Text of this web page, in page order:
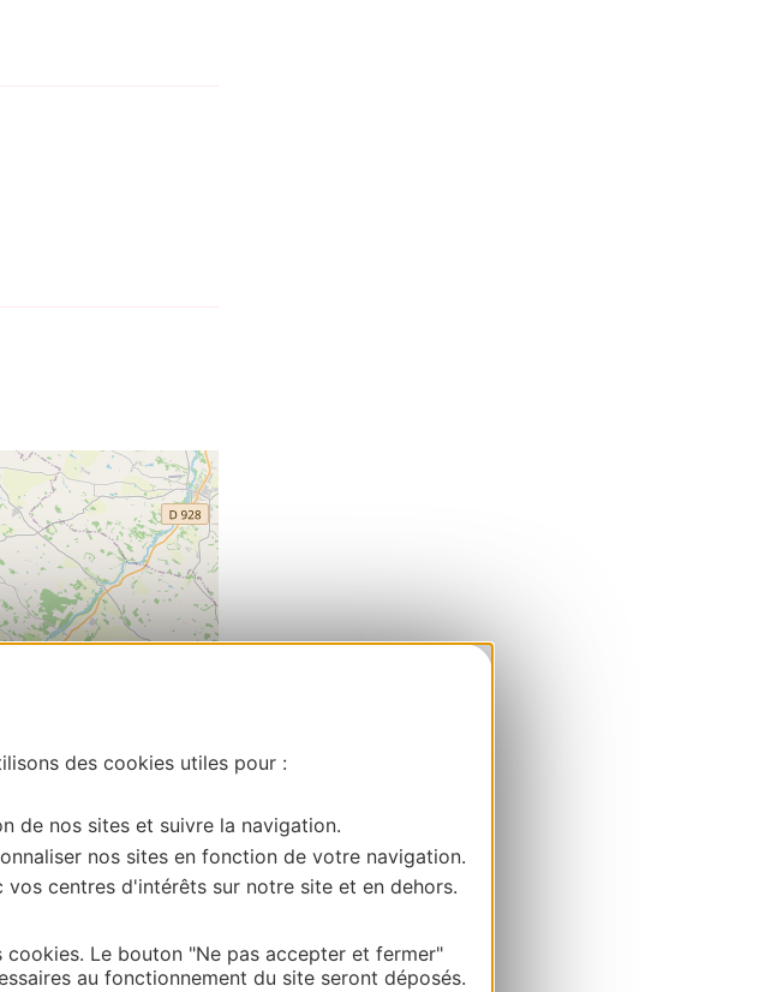
des cookies utiles pour :
de nos sites et suivre la navigation.
nos sites en fonction de votre navigation.
centres d'intérêts sur notre site et en dehors.
Le bouton "Ne pas accepter et fermer"
au fonctionnement du site seront déposés.
à votre espace